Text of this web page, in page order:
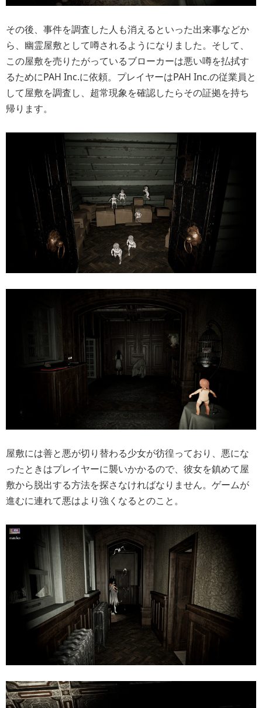
その後、事件を調査した人も消えるといった出来事などか
ら、幽霊屋敷として噂されるようになりました。そして、
この屋敷を売りたがっているブローカーは悪い噂を払拭す
るためにPAH Inc.に依頼。プレイヤーはPAH Inc.の従業員と
して屋敷を調査し、超常現象を確認したらその証拠を持ち
帰ります。
屋敷には善と悪が切り替わる少女が彷徨っており、悪にな
ったときはプレイヤーに襲いかかるので、彼女を鎮めて屋
敷から脱出する方法を探さなければなりません。ゲームが
進むに連れて悪はより強くなるとのこと。